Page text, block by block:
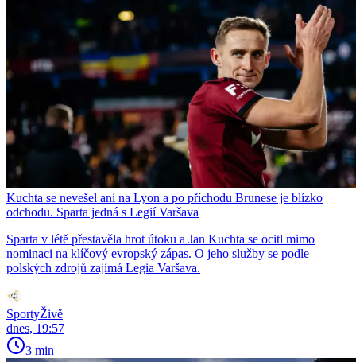
Kuchta se nevešel ani na Lyon a po příchodu Brunese je blízko
odchodu. Sparta jedná s Legií Varšava
Sparta v létě přestavěla hrot útoku a Jan Kuchta se ocitl mimo
nominaci na klíčový evropský zápas. O jeho služby se podle
polských zdrojů zajímá Legia Varšava.
SportyŽivě
dnes, 19:57
3 min